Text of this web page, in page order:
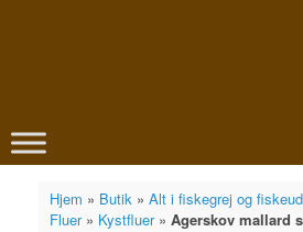
Hjem » Butik» Alt i fiskegrej og
Fluer» Kystfluer» Agerskov mallard